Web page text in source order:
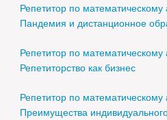
Репетитор по
Пандемия и дистанционное
Репетитор по
Репетиторство как бизнес
Репетитор по
Преимущества